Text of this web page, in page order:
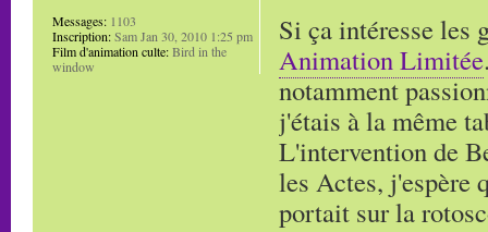
Si ça intéresse les
Animation Limitée
notamment
j'étais à la même
L'intervention de
les Actes, j'espère
portait sur la
Messages: 1103
Inscription:Sam Jan 30, 2010 1:25 pm
Film d'animation culte:Bird in the
window